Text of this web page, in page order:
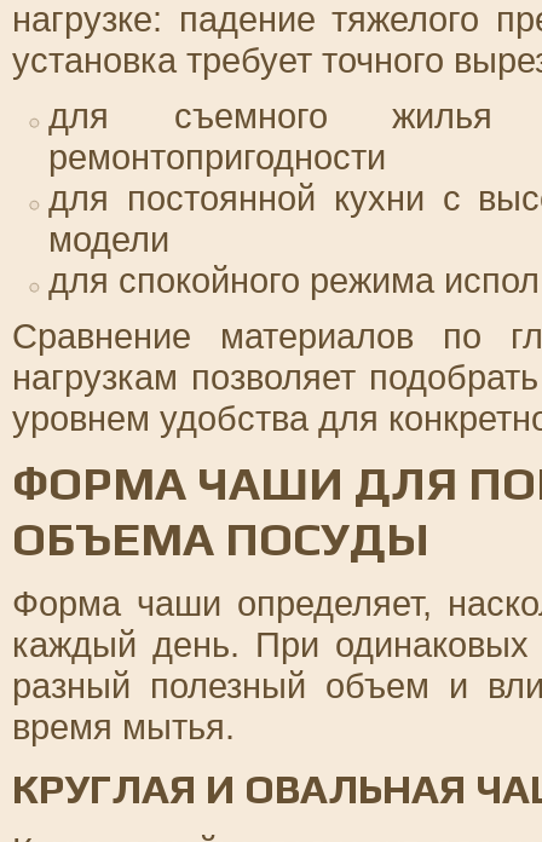
нагрузке: падение тяжелого
установка требует точного
для съемного жилья
ремонтопригодности
для постоянной кухни с
модели
для спокойного режима
Сравнение материалов по
нагрузкам позволяет
уровнем удобства для
ФОРМА ЧАШИ ДЛЯ
ОБЪЕМА ПОСУДЫ
Форма чаши определяет,
каждый день. При
разный полезный объем и
время мытья.
КРУГЛАЯ И ОВАЛЬНАЯ